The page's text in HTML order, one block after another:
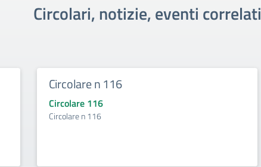
Circolari, notizie, eventi correlati
Circolare n 116
Circolare 116
Circolare n 116